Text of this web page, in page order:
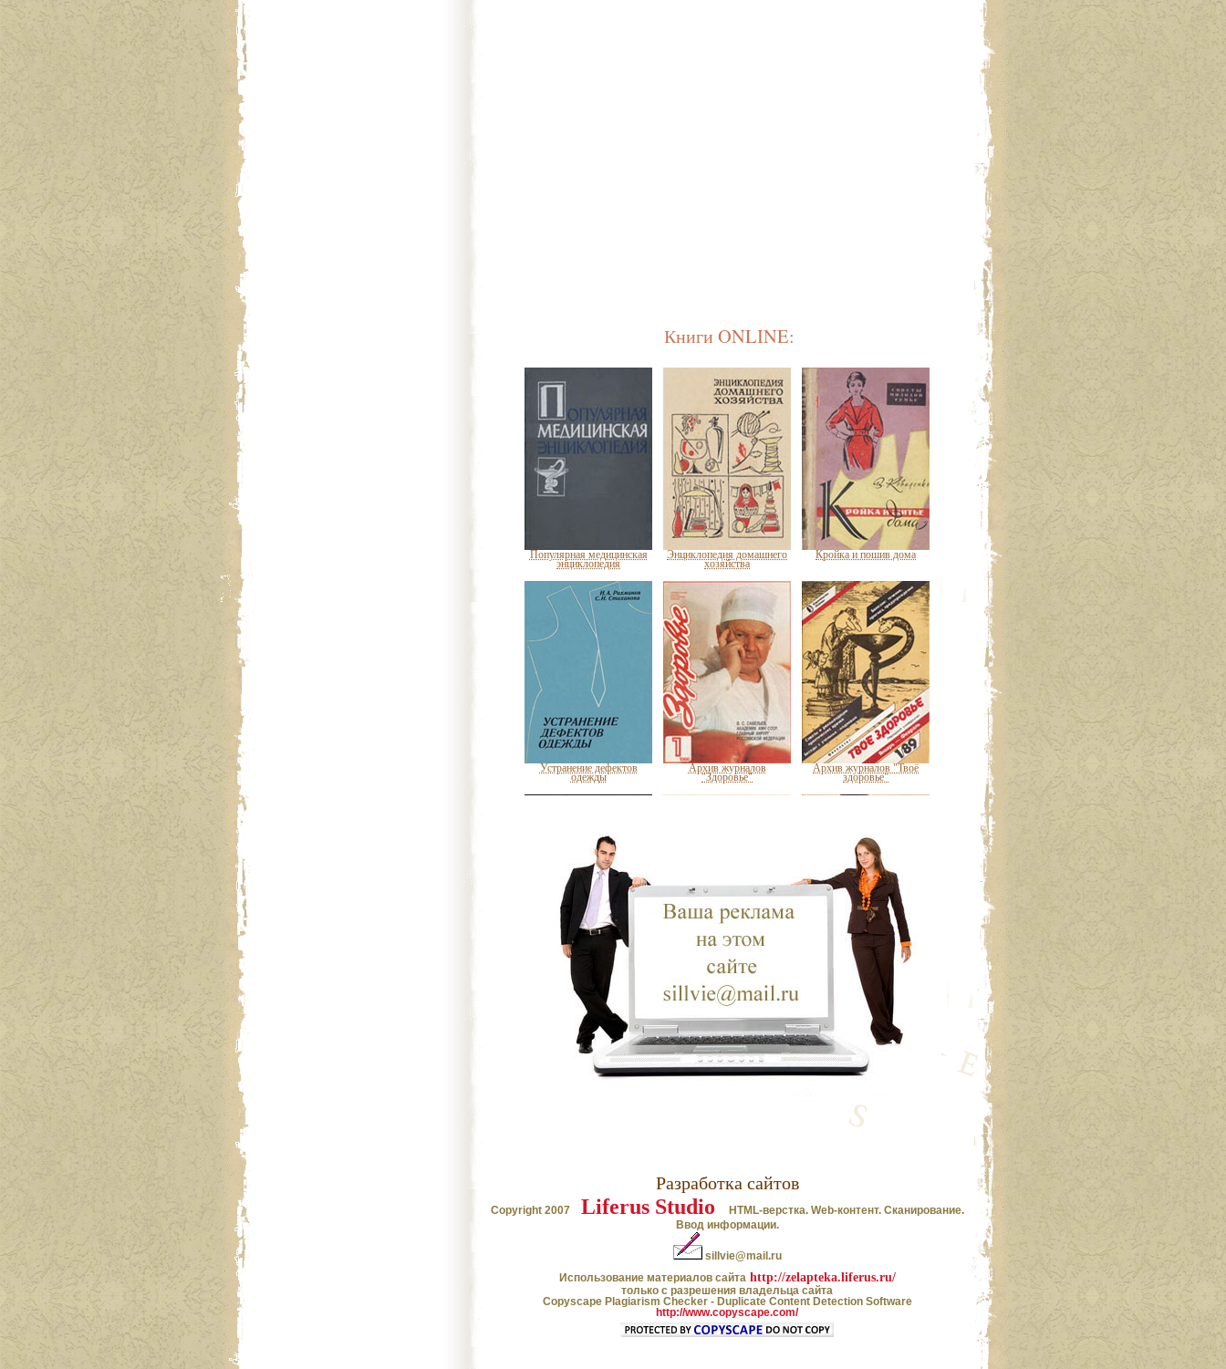
Книги ONLINE:
Популярная медицинская
энциклопедия
Энциклопедия домашнего
хозяйства
Кройка и пошив дома
Устранение дефектов
одежды
Архив журналов
"Здоровье"
Архив журналов "Твоё
здоровье"
Целебные свойства
пищевых растений
Приложение к журналу
«Крестьянка»
года
Уход за кожей лица
лечебному питанию
Разработка сайтов
Copyright 2007 Liferus Studio HTML-верстка. Web-контент. Сканирование.
Ввод информации.
sillvie@mail.ru
Использование материалов сайтаhttp://zelapteka.liferus.ru/
только с разрешения владельца сайта
Copyscape Plagiarism Checker - Duplicate Content Detection Software
http://www.copyscape.com/